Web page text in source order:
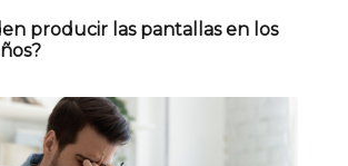
producir las pantallas en los